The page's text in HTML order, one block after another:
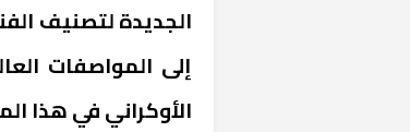
الجديدة لتصنيف
إلى المواصفات
الأوكراني في هذا